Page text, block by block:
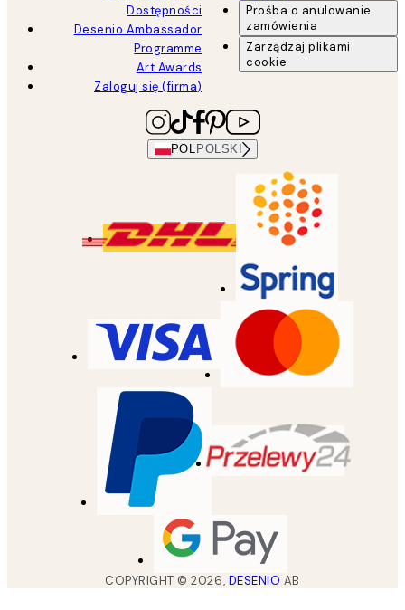
Dostępności
Desenio Ambassador
Programme
Art Awards
Zaloguj się (firma)
Prośba o anulowanie
zamówienia
Zarządzaj plikami
cookie
POL POLSKI
COPYRIGHT ©2026, DESENIO AB